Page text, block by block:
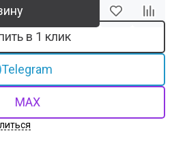
в 1 клик
Telegram
MAX